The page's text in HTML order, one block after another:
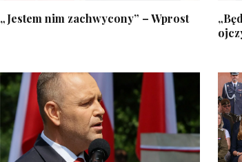
„Jestem nim zachwycony” – Wprost